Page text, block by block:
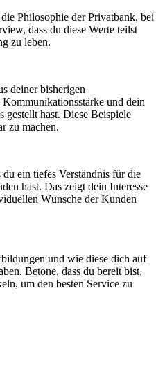
Philosophie der Privatbank, bei
dass du diese Werte teilst
zu leben.
deiner bisherigen
und dein
gestellt hast. Diese Beispiele
zu machen.
ein tiefes Verständnis für die
hast. Das zeigt dein Interesse
Wünsche der Kunden
und wie diese dich auf
Betone, dass du bereit bist,
um den besten Service zu